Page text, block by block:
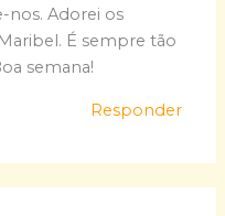
nos. Adorei os
É sempre tão
semana!
Responder